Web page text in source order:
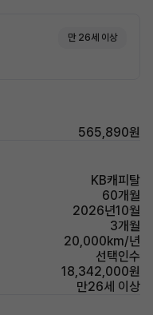
만 26세 이상
565,890원
KB캐피탈
60개월
2026년10월
3개월
20,000km/년
선택인수
18,342,000원
만26세 이상